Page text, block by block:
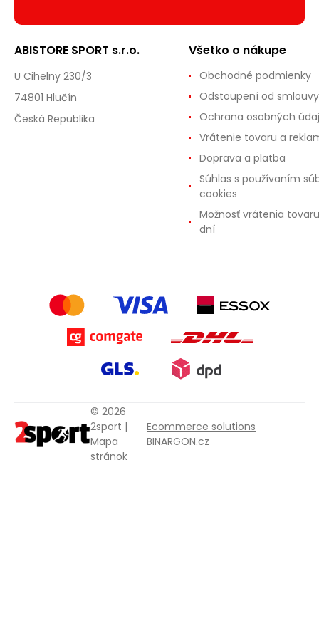
ABISTORE SPORT s.r.o.
U Cihelny 230/3
74801 Hlučín
Česká Republika
Všetko o nákupe
Obchodné podmienky
Odstoupení od smlouvy
Ochrana osobných
Vrátenie tovaru a
Doprava a platba
Súhlas s používaním
cookies
Možnosť vrátenia
dní
© 2026
2sport |
Mapa
stránok
Ecommerce solutions
BINARGON.cz